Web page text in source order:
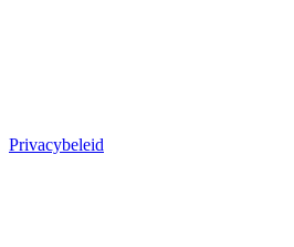
Privacybeleid